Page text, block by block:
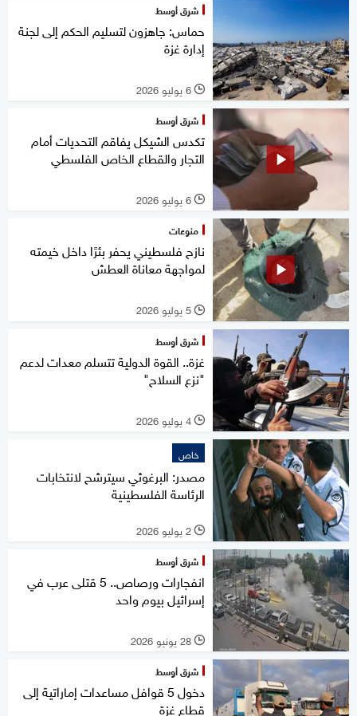
شرق أوسط
حماس: جاهزون لتسليم الحكم إلى لجنة
إدارة غزة
l 6 يوليو 2026
شرق أوسط
تكدس الشيكل يفاقم التحديات أمام
التجار والقطاع الخاص الفلسطي
l 6 يوليو 2026
منوعات
نازح فلسطيني يحفر بئرًا داخل خيمته
لمواجهة معاناة العطش
l 5 يوليو 2026
شرق أوسط
غزة.. القوة الدولية تتسلم معدات لدعم
"نزع السلاح"
l 4 يوليو 2026
خاص
مصدر: البرغوثي سيترشح لانتخابات
الرئاسة الفلسطينية
l 2 يوليو 2026
شرق أوسط
انفجارات ورصاص.. 5 قتلى عرب في
إسرائيل بيوم واحد
l 28 يونيو 2026
شرق أوسط
دخول 5 قوافل مساعدات إماراتية إلى
قطاع غزة